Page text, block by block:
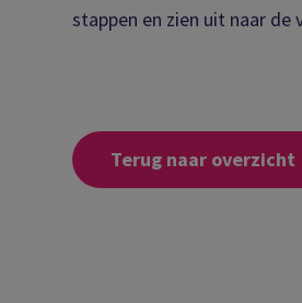
stappen en zien uit naar
Terug naar overzicht